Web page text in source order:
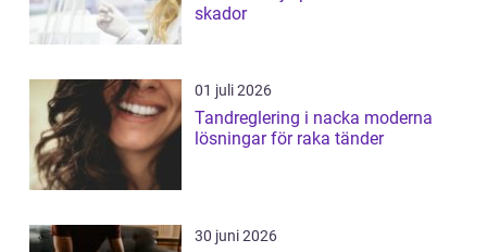
skador
01 juli 2026
Tandreglering i nacka moderna
lösningar för raka tänder
30 juni 2026